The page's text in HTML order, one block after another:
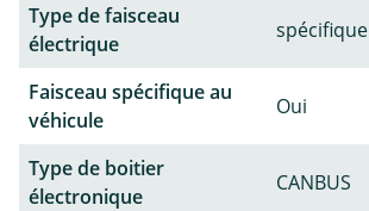
Type de faisceau
électrique
spécifique
Faisceau spécifique au
véhicule
Oui
Type de boitier
électronique
CANBUS